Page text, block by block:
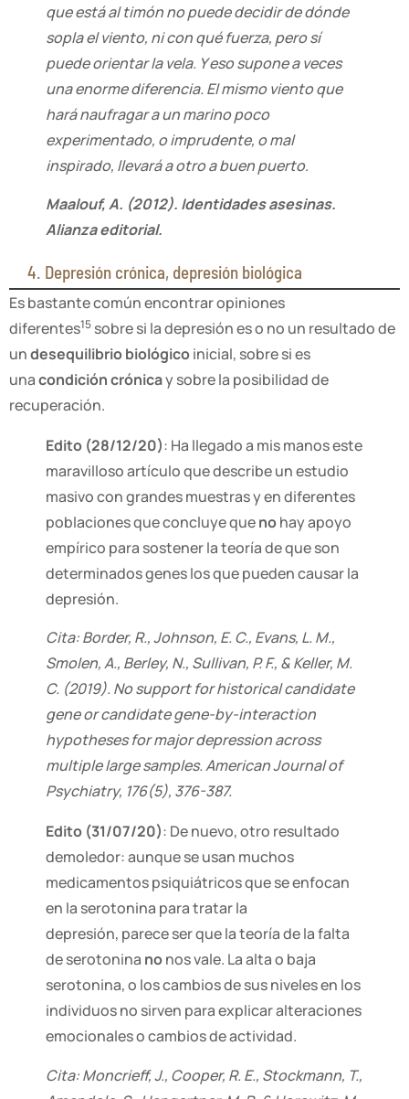
que está al timón no puede decidir de dónde
sopla el viento, ni con qué fuerza, pero sí
puede orientar la vela. Y eso supone a veces
una enorme diferencia. El mismo viento que
hará naufragar a un marino poco
experimentado, o imprudente, o mal
inspirado, llevará a otro a buen puerto.
Maalouf, A. (2012). Identidades asesinas.
Alianza editorial.
4. Depresión crónica, depresión biológica
Es bastante común encontrar opiniones
diferentes15 sobre si la depresión es o no un resultado de
undesequilibrio biológicoinicial, sobre si es
unacondición crónicay sobre la posibilidad de
recuperación.
Edito (28/12/20): Ha llegado a mis manos este
maravilloso artículo que describe un estudio
masivo con grandes muestras y en diferentes
poblaciones que concluye quenohay apoyo
empírico para sostener la teoría de que son
determinados genes los que pueden causar la
depresión.
Cita: Border, R., Johnson, E. C., Evans, L. M.,
Smolen, A., Berley, N., Sullivan, P. F., & Keller, M.
C. (2019). No support for historical candidate
gene or candidate gene-by-interaction
hypotheses for major depression across
multiple large samples. American Journal of
Psychiatry, 176(5), 376-387.
Edito (31/07/20): De nuevo, otro resultado
demoledor: aunque se usan muchos
medicamentos psiquiátricos que se enfocan
en la serotonina para tratar la
depresión, parece ser que la teoría de la falta
de serotonina nonos vale. La alta o baja
serotonina, o los cambios de sus niveles en los
individuos no sirven para explicar alteraciones
emocionales o cambios de actividad.
Cita: Moncrieff, J., Cooper, R. E., Stockmann, T.,